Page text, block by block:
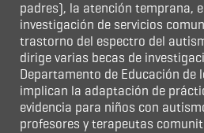
padres), la atención temprana,
investigación de servicios
trastorno del espectro del
dirige varias becas de
Departamento de Educación de
implican la adaptación de
evidencia para niños con
profesores y terapeutas